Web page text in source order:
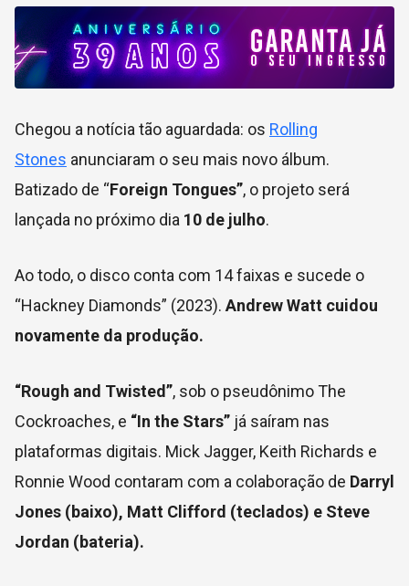
Chegou a notícia tão aguardada: os Rolling
Stones anunciaram o seu mais novo álbum.
Batizado de “Foreign Tongues”, o projeto será
lançada no próximo dia 10 de julho.
Ao todo, o disco conta com 14 faixas e sucede o
“Hackney Diamonds” (2023). Andrew Watt cuidou
novamente da produção.
“Rough and Twisted”, sob o pseudônimo The
Cockroaches, e “In the Stars” já saíram nas
plataformas digitais. Mick Jagger, Keith Richards e
Ronnie Wood contaram com a colaboração de Darryl
Jones (baixo), Matt Clifford (teclados) e Steve
Jordan (bateria).